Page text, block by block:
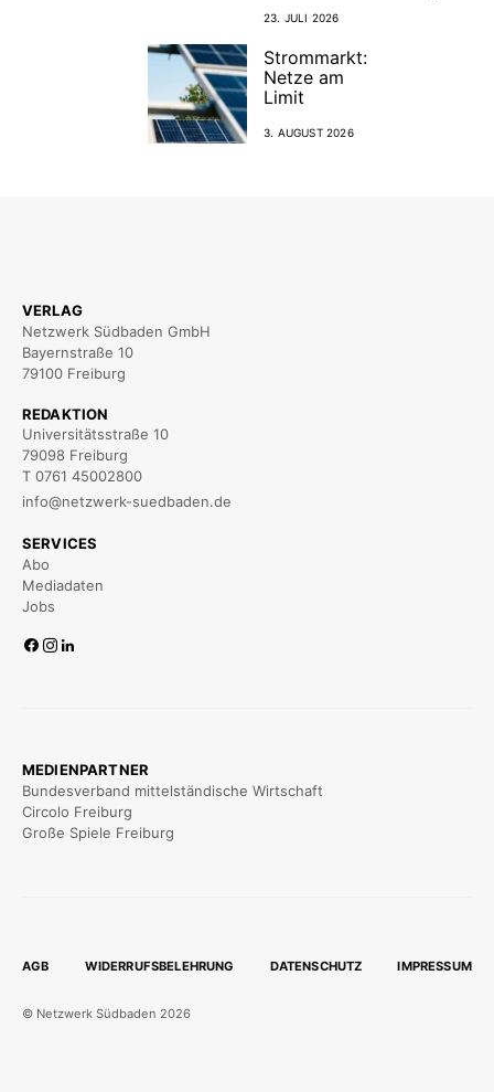
23. JULI 2026
Strommarkt:
Netze am
Limit
3. AUGUST 2026
VERLAG
Netzwerk Südbaden GmbH
Bayernstraße 10
79100 Freiburg
REDAKTION
Universitätsstraße 10
79098 Freiburg
T 0761 45002800
info@netzwerk-suedbaden.de
SERVICES
Abo
Mediadaten
Jobs
MEDIENPARTNER
Bundesverband mittelständische Wirtschaft
Circolo Freiburg
Große Spiele Freiburg
AGB WIDERRUFSBELEHRUNG DATENSCHUTZ IMPRESSUM
© Netzwerk Südbaden 2026